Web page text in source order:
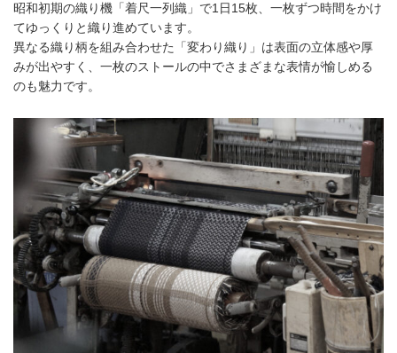
昭和初期の織り機「着尺一列織」で1日15枚、一枚ずつ時間をかけ
てゆっくりと織り進めています。
異なる織り柄を組み合わせた「変わり織り」は表面の立体感や厚
みが出やすく、一枚のストールの中でさまざまな表情が愉しめる
のも魅力です。